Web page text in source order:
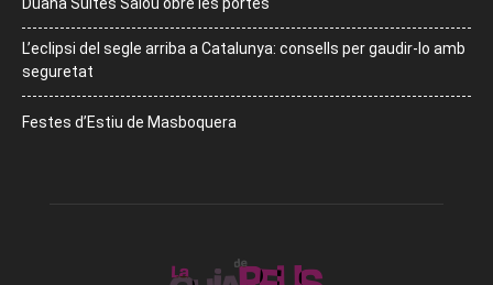
L’eclipsi del segle arriba a Catalunya: consells per gaudir-lo amb
seguretat
Festes d’Estiu de Masboquera